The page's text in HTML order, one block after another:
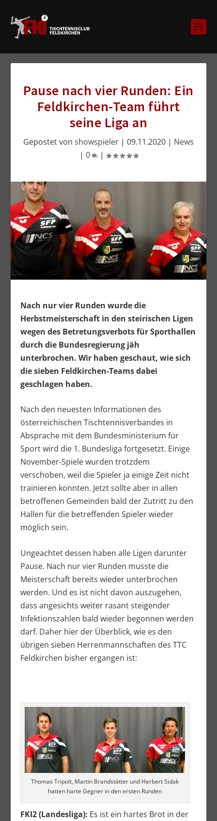
Pause nach vier Runden: Ein
Feldkirchen-Team führt
seine Liga an
Gepostet von showspieler | 09.11.2020 | News
| 0 |
Nach nur vier Runden wurde die
Herbstmeisterschaft in den steirischen Ligen
wegen des Betretungsverbots für Sporthallen
durch die Bundesregierung jäh
unterbrochen. Wir haben geschaut, wie sich
die sieben Feldkirchen-Teams dabei
geschlagen haben.
Nach den neuesten Informationen des
österreichischen Tischtennisverbandes in
Absprache mit dem Bundesministerium für
Sport wird die 1. Bundesliga fortgesetzt. Einige
November-Spiele wurden trotzdem
verschoben, weil die Spieler ja einige Zeit nicht
trainieren konnten. Jetzt sollte aber in allen
betroffenen Gemeinden bald der Zutritt zu den
Hallen für die betreffenden Spieler wieder
möglich sein.
Ungeachtet dessen haben alle Ligen darunter
Pause. Nach nur vier Runden musste die
Meisterschaft bereits wieder unterbrochen
werden. Und es ist nicht davon auszugehen,
dass angesichts weiter rasant steigender
Infektionszahlen bald wieder begonnen werden
darf. Daher hier der Überblick, wie es den
übrigen sieben Herrenmannschaften des TTC
Feldkirchen bisher ergangen ist:
Thomas Tripolt, Martin Brandstätter und Herbert Sidak
hatten harte Gegner in den ersten Runden
FKI2 (Landesliga): Es ist ein hartes Brot in der